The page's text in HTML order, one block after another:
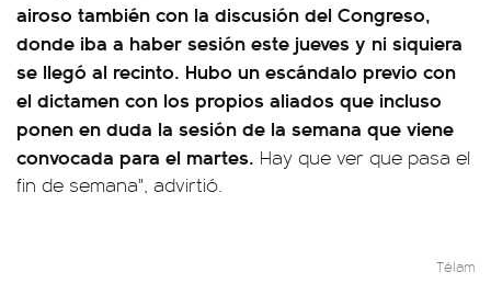
airoso también con la discusión del Congreso,
donde iba a haber sesión este jueves y ni siquiera
se llegó al recinto. Hubo un escándalo previo con
el dictamen con los propios aliados que incluso
ponen en duda la sesión de la semana que viene
convocada para el martes. Hay que ver que pasa el
fin de semana", advirtió.
Télam